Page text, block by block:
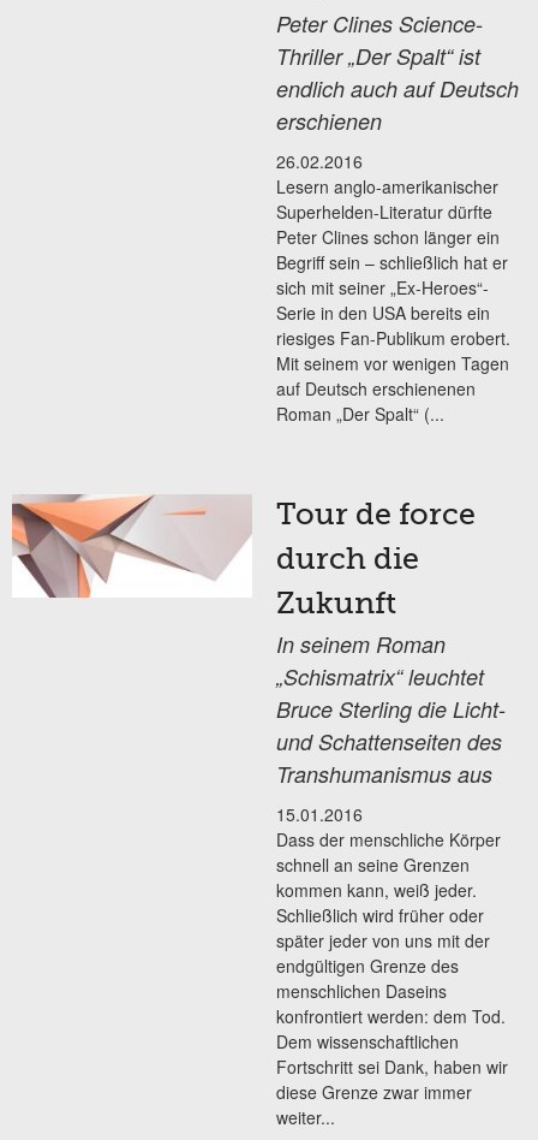
Peter Clines Science-
Thriller „Der Spalt“ ist
endlich auch auf Deutsch
erschienen
26.02.2016
Lesern anglo-amerikanischer
Superhelden-Literatur dürfte
Peter Clines schon länger ein
Begriff sein – schließlich hat er
sich mit seiner „Ex-Heroes“-
Serie in den USA bereits ein
riesiges Fan-Publikum erobert.
Mit seinem vor wenigen Tagen
auf Deutsch erschienenen
Roman „Der Spalt“ (...
Tour de force
durch die
Zukunft
In seinem Roman
„Schismatrix“ leuchtet
Bruce Sterling die Licht-
und Schattenseiten des
Transhumanismus aus
15.01.2016
Dass der menschliche Körper
schnell an seine Grenzen
kommen kann, weiß jeder.
Schließlich wird früher oder
später jeder von uns mit der
endgültigen Grenze des
menschlichen Daseins
konfrontiert werden: dem Tod.
Dem wissenschaftlichen
Fortschritt sei Dank, haben wir
diese Grenze zwar immer
weiter...